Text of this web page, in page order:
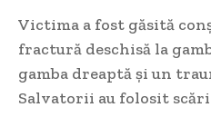
Victima a fost găsită
fractură deschisă la
gamba dreaptă și un
Salvatorii au folosit